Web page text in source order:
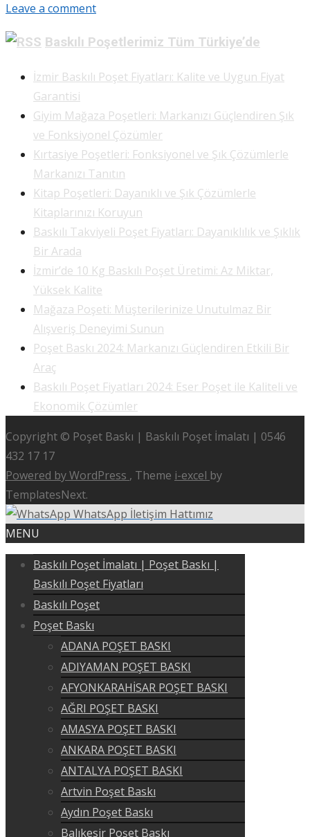
Share
Leave a comment
Baskılı Poşetlerimiz Tüm Türkiye’de
İzmir Baskılı Poşet Fiyatları: Kalite ve Uygun Fiyat
Garantisi
Giyim Mağaza Poşetleri: Markanızı Güçlendiren Şık
ve Fonksiyonel Çözümler
Kırtasiye Poşetleri: Fonksiyonel ve Şık Çözümlerle
Markanızı Tanıtın
Kitap Poşetleri: Dayanıklı ve Şık Çözümlerle
Kitaplarınızı Koruyun
Baskılı Takviyeli Poşet Fiyatları: Dayanıklılık ve Şıklık
Bir Arada
İzmir’de 10 Kg Baskılı Poşet Üretimi: Az Miktar,
Yüksek Kalite
Mağaza Poşeti: Müşterilerinize Unutulmaz Bir
Alışveriş Deneyimi Sunun
Poşet Baskı 2024: Markanızı Güçlendiren Etkili Bir
Araç
Baskılı Poşet Fiyatları 2024: Eser Poşet ile Kaliteli ve
Ekonomik Çözümler
Copyright © Poşet Baskı | Baskılı Poşet İmalatı | 0546
432 17 17
Powered by WordPress , Theme i-excel by
TemplatesNext.
WhatsApp İletişim Hattımız
MENU
Baskılı Poşet İmalatı | Poşet Baskı |
Baskılı Poşet Fiyatları
Baskılı Poşet
Poşet Baskı
ADANA POŞET BASKI
ADIYAMAN POŞET BASKI
AFYONKARAHİSAR POŞET BASKI
AĞRI POŞET BASKI
AMASYA POŞET BASKI
ANKARA POŞET BASKI
ANTALYA POŞET BASKI
Artvin Poşet Baskı
Aydın Poşet Baskı
Balıkesir Poşet Baskı